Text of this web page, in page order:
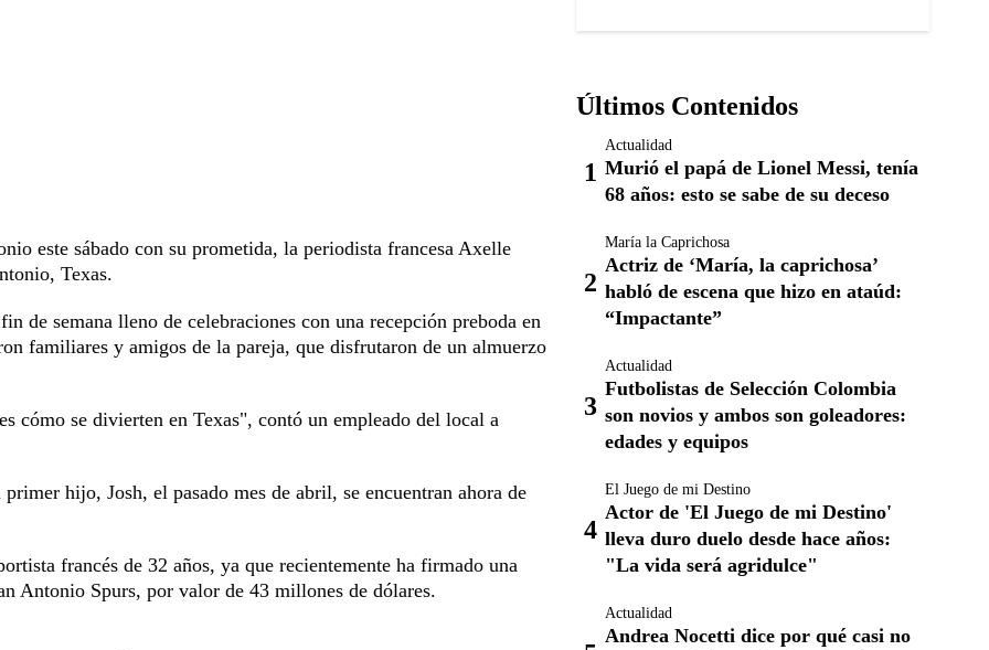
este sábado con su prometida, la periodista francesa Axelle
Texas.
de semana lleno de celebraciones con una recepción preboda en
familiares y amigos de la pareja, que disfrutaron de un almuerzo
cómo se divierten en Texas", contó un empleado del local a
hijo, Josh, el pasado mes de abril, se encuentran ahora de
francés de 32 años, ya que recientemente ha firmado una
Antonio Spurs, por valor de 43 millones de dólares.
Últimos Contenidos
Actualidad
Murió el papá de Lionel Messi, tenía
68 años: esto se sabe de su deceso
María la Caprichosa
Actriz de ‘María, la caprichosa’
habló de escena que hizo en ataúd:
“Impactante”
Actualidad
Futbolistas de Selección Colombia
son novios y ambos son goleadores:
edades y equipos
El Juego de mi Destino
Actor de 'El Juego de mi Destino'
lleva duro duelo desde hace años:
"La vida será agridulce"
Actualidad
Andrea Nocetti dice por qué casi no